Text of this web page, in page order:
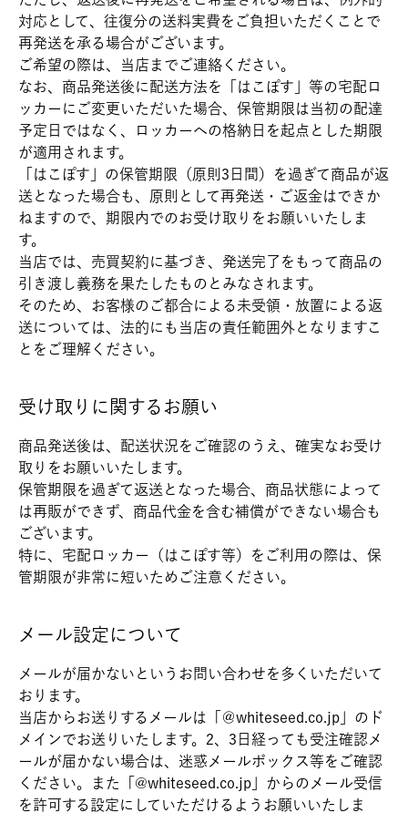
対応として、往復分の送料実費をご負担いただくことで
再発送を承る場合がございます。
ご希望の際は、当店までご連絡ください。
なお、商品発送後に配送方法を「はこぽす」等の宅配ロ
ッカーにご変更いただいた場合、保管期限は当初の配達
予定日ではなく、ロッカーへの格納日を起点とした期限
が適用されます。
「はこぽす」の保管期限（原則3日間）を過ぎて商品が返
送となった場合も、原則として再発送・ご返金はできか
ねますので、期限内でのお受け取りをお願いいたしま
す。
当店では、売買契約に基づき、発送完了をもって商品の
引き渡し義務を果たしたものとみなされます。
そのため、お客様のご都合による未受領・放置による返
送については、法的にも当店の責任範囲外となりますこ
とをご理解ください。
受け取りに関するお願い
商品発送後は、配送状況をご確認のうえ、確実なお受け
取りをお願いいたします。
保管期限を過ぎて返送となった場合、商品状態によって
は再販ができず、商品代金を含む補償ができない場合も
ございます。
特に、宅配ロッカー（はこぽす等）をご利用の際は、保
管期限が非常に短いためご注意ください。
メール設定について
メールが届かないというお問い合わせを多くいただいて
おります。
当店からお送りするメールは「＠whiteseed.co.jp」のド
メインでお送りいたします。2、3日経っても受注確認メ
ールが届かない場合は、迷惑メールボックス等をご確認
ください。また「@whiteseed.co.jp」からのメール受信
を許可する設定にしていただけるようお願いいたしま